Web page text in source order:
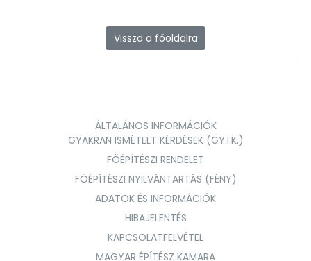
Vissza a főoldalra
ÁLTALÁNOS INFORMÁCIÓK
GYAKRAN ISMÉTELT KÉRDÉSEK (GY.I.K.)
FŐÉPÍTÉSZI RENDELET
FŐÉPÍTÉSZI NYILVÁNTARTÁS (FÉNY)
ADATOK ÉS INFORMÁCIÓK
HIBAJELENTÉS
KAPCSOLATFELVÉTEL
MAGYAR ÉPÍTÉSZ KAMARA